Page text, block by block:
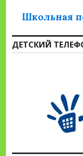
Школьная
ДЕТСКИЙ